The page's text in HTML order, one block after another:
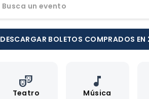
Busca un evento
DESCARGAR BOLETOS COMPRADOS
theater_comedy
Teatro
music_note
Música